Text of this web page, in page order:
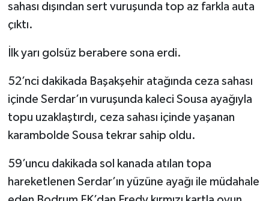
sahası dışından sert vuruşunda top az farkla auta
çıktı.
İlk yarı golsüz berabere sona erdi.
52’nci dakikada Başakşehir atağında ceza sahası
içinde Serdar’ın vuruşunda kaleci Sousa ayağıyla
topu uzaklaştırdı, ceza sahası içinde yaşanan
karambolde Sousa tekrar sahip oldu.
59’uncu dakikada sol kanada atılan topa
hareketlenen Serdar’ın yüzüne ayağı ile müdahale